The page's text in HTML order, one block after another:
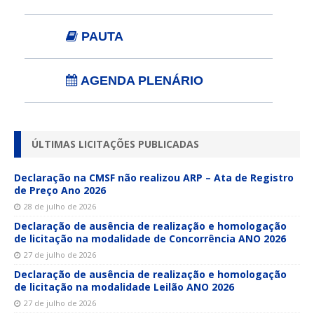
PAUTA
AGENDA PLENÁRIO
ÚLTIMAS LICITAÇÕES PUBLICADAS
Declaração na CMSF não realizou ARP – Ata de Registro
de Preço Ano 2026
28 de julho de 2026
Declaração de ausência de realização e homologação
de licitação na modalidade de Concorrência ANO 2026
27 de julho de 2026
Declaração de ausência de realização e homologação
de licitação na modalidade Leilão ANO 2026
27 de julho de 2026